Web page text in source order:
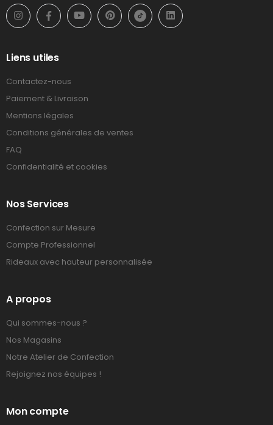
Liens utiles
Contactez-nous
Paiement & Livraison
Mentions légales
Conditions générales de ventes
FAQ
Confidentialité et cookies
Nos Services
Confection sur Mesure
Compte Professionnel
Rideaux avec hauteur personnalisée
A propos
Qui sommes-nous ?
Nos Magasins
Notre Atelier de Confection
Rejoignez nos équipes !
Mon compte